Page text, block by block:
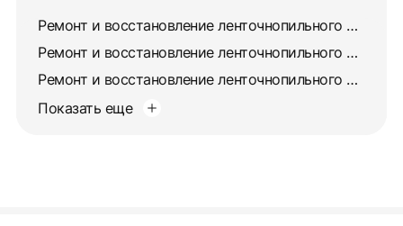
Ремонт и восстановление ленточнопильного станка 8725
Ремонт и восстановление ленточнопильного станка 872А
Ремонт и восстановление ленточнопильного станка 872М
Показать еще